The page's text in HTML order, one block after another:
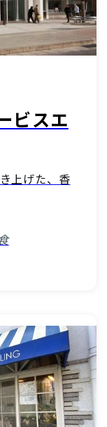
ビスエ
上げた、香